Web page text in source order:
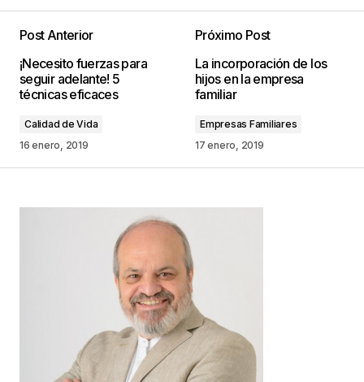
publicada. Los campos obligatorios están
marcados con
Comentario
*
Guarda mi nombre, correo electrónico y web en
este navegador para la próxima vez que
comente.
Post Anterior
¡Necesito fuerzas para
seguir adelante! 5
técnicas eficaces
Calidad de Vida
16 enero, 2019
Próximo Post
La incorporación de los
hijos en la empresa
familiar
Empresas Familiares
17 enero, 2019